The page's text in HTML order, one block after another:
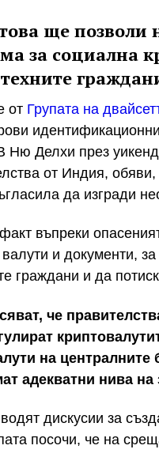
ще позволи
за социална
от Групата на
Ню Делхи през
от Индия,
да изгради
въпреки
и документи,
граждани и да
че
на централните
адекватни нива на
дискусии за
посочи, че на